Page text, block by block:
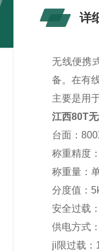
详
无线便携
备。在有
主要是用
江西80T
台面：
称重精度
称重量：
分度值：
安全过载
供电方式
ji限过载：